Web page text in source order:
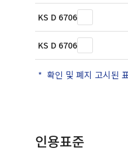
KS D 6706
KS D 6706
확인 및 폐지 고시된
인용표준